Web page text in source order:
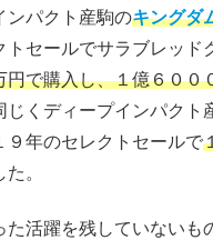
ンパクト産駒のキングダ
トセールでサラブレッド
円で購入し、１億６００
じくディープインパクト
９年のセレクトセールで
。
活躍を残していないも